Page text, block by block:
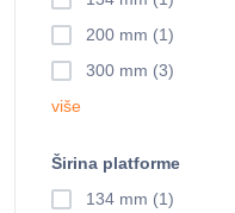
200 mm (1)
300 mm (3)
više
Širina platforme
134 mm (1)